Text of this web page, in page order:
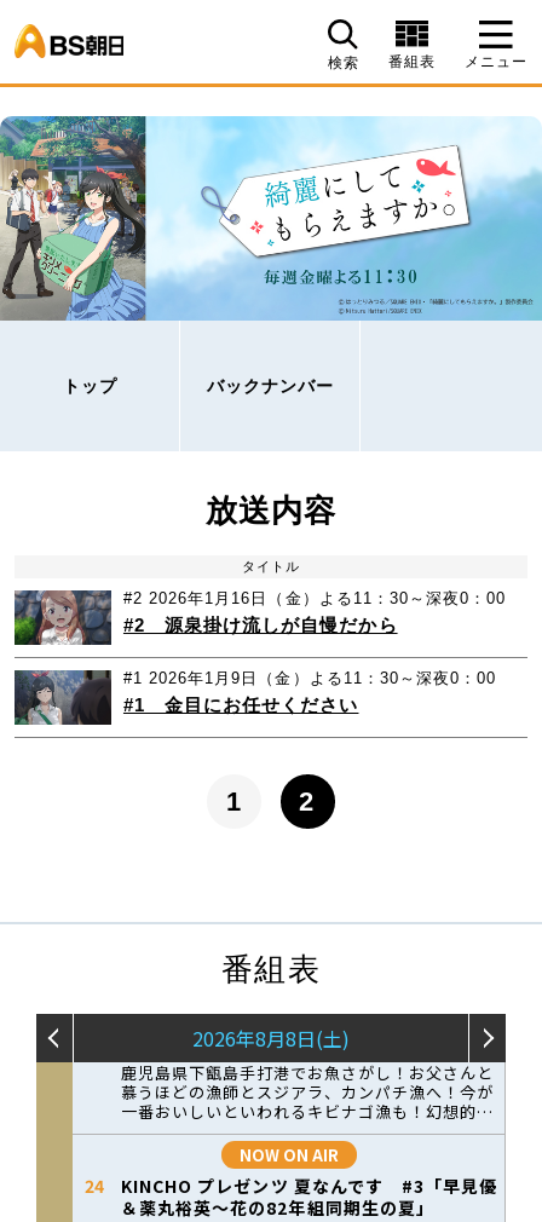
検索 番組表 メニュー
トップ バックナンバー
放送内容
タイトル
#2 2026年1月16日（金）よる11：30～深夜0：00
#2 源泉掛け流しが自慢だから
#1 2026年1月9日（金）よる11：30～深夜0：00
#1 金目にお任せください
1 2
番組表